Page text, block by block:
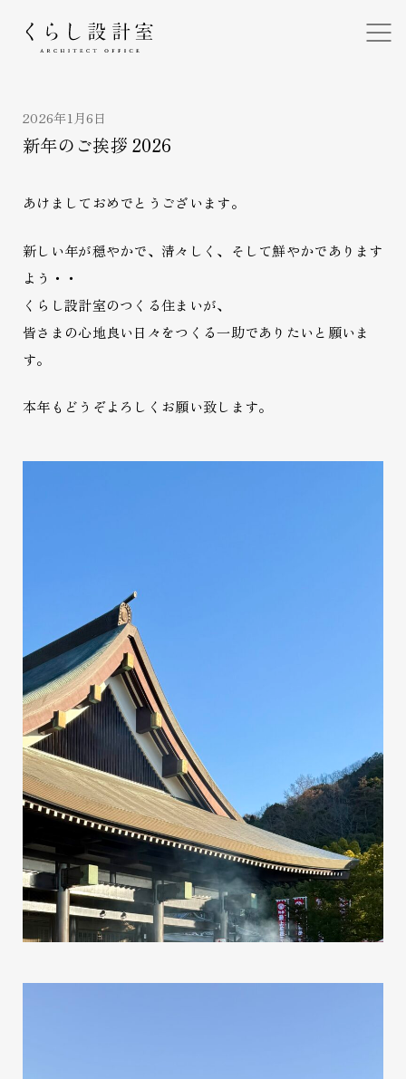
2026年1月6日
新年のご挨拶 2026
あけましておめでとうございます。
新しい年が穏やかで、清々しく、そして鮮やかであります
よう・・
くらし設計室のつくる住まいが、
皆さまの心地良い日々をつくる一助でありたいと願いま
す。
本年もどうぞよろしくお願い致します。